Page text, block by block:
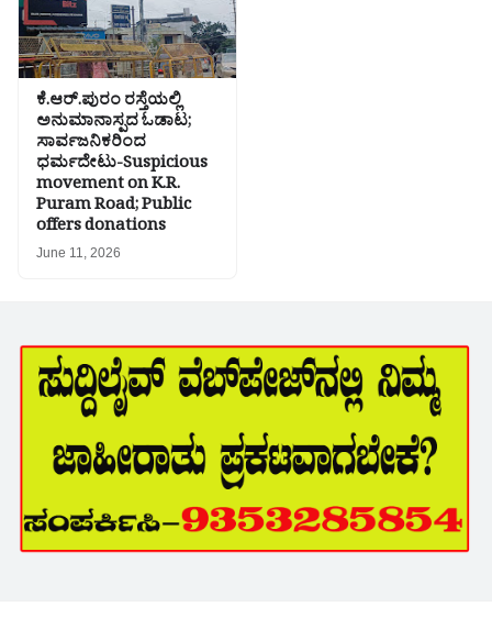
ಕೆ.ಆರ್.ಪುರಂ ರಸ್ತೆಯಲ್ಲಿ
ಅನುಮಾನಾಸ್ಪದ ಓಡಾಟ;
ಸಾರ್ವಜನಿಕರಿಂದ
ಧರ್ಮದೇಟು-Suspicious
movement on K.R.
Puram Road; Public
offers donations
June 11, 2026